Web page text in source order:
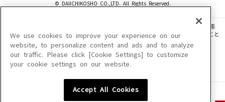
© DAIICHIKOSHO CO.,LTD. All Rights Reserved.
このサイトに掲載されている一切の文章・画像・写真・動画・音声等を、手段や形態
を問わず、著作権法の定める範囲を超えて無断で複製、転載、ファイル化などすること
を禁じます。
楽曲及びコンテンツは、機種によりご利用いただけない場合があります。
楽曲及びコンテンツの配信日、配信内容が変更になる場合があります。
We use cookies to improve your experience on our
website, to personalize content and ads and to analyze
our traffic. Please click [Cookie Settings] to customize
your cookie settings on our website.
Accept All Cookies